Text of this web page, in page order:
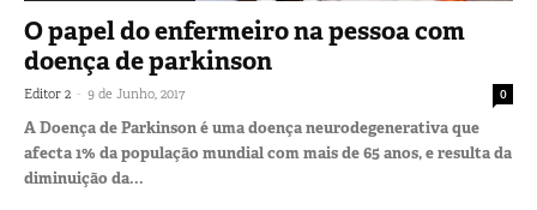
O papel do enfermeiro na pessoa com
doença de parkinson
Editor 2 - 9 de Junho, 2017 0
A Doença de Parkinson é uma doença neurodegenerativa que
afecta 1% da população mundial com mais de 65 anos, e resulta da
diminuição da...